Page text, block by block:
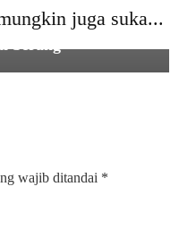
juga suka...
Aksi Unjuk
Serang
wajib ditandai *